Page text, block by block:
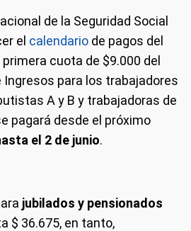
de la Seguridad Social
el calendario de pagos del
primera cuota de $9.000 del
Ingresos para los trabajadores
A y B y trabajadoras de
pagará desde el próximo
el 2 de junio.
jubilados y pensionados
$ 36.675, en tanto,